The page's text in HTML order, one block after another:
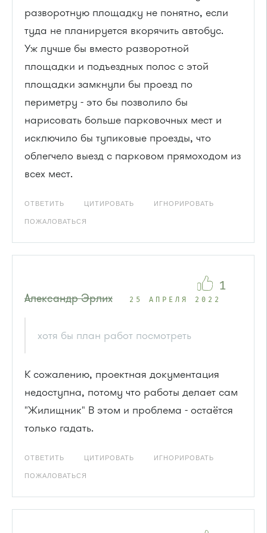
разворотную площадку не понятно, если
туда не планируется вкорячить автобус.
Уж лучше бы вместо разворотной
площадки и подъездных полос с этой
площадки замкнули бы проезд по
периметру - это бы позволило бы
нарисовать больше парковочных мест и
исключило бы тупиковые проезды, что
облегчело выезд с парковом прямоходом из
всех мест.
ОТВЕТИТЬ ЦИТИРОВАТЬ ИГНОРИРОВАТЬ
ПОЖАЛОВАТЬСЯ
Александр Эрлих 25 АПРЕЛЯ 2022
хотя бы план работ посмотреть
К сожалению, проектная документация
недоступна, потому что работы делает сам
"Жилищник" В этом и проблема - остаётся
только гадать.
ОТВЕТИТЬ ЦИТИРОВАТЬ ИГНОРИРОВАТЬ
ПОЖАЛОВАТЬСЯ
1